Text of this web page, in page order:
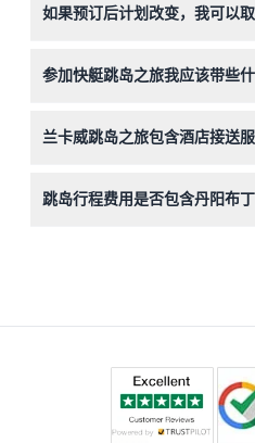
设定。
如果预订后计划改变，我可以
的日期和时间后再预订。
参加快艇跳岛之旅我应该带些什
泳。
兰卡威跳岛之旅包含酒店接送服
则，您需直接前往杜卢克巴鲁
跳岛行程费用是否包含丹阳布